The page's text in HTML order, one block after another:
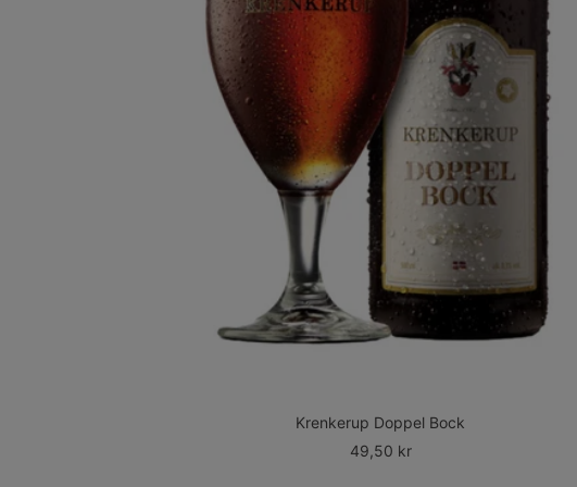
Krenkerup Doppel Bock
Udsalgspris
49,50 kr